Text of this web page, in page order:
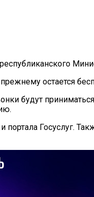
остается
будут
Госуслуг.